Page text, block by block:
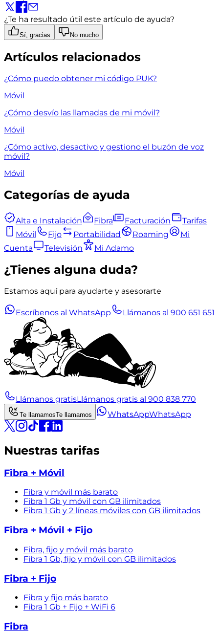
¿Te ha resultado útil este artículo de ayuda?
Sí, gracias No mucho
Artículos relacionados
¿Cómo puedo obtener mi código PUK?
Móvil
¿Cómo desvío las llamadas de mi móvil?
Móvil
¿Cómo activo, desactivo y gestiono el buzón de voz
móvil?
Móvil
Categorías de ayuda
Alta e Instalación Fibra Facturación
Tarifas
Móvil
Fijo Portabilidad Roaming
Mi
Cuenta
Televisión Mi Adamo
¿Tienes alguna duda?
Estamos aquí para ayudarte y asesorarte
Escríbenos al WhatsApp Llámanos al 900 651 651
Llámanos gratisLlámanos gratis al 900 838 770
Te llamamosTe llamamos WhatsAppWhatsApp
Nuestras tarifas
Fibra + Móvil
Fibra y móvil más barato
Fibra 1 Gb y móvil con GB ilimitados
Fibra 1 Gb y 2 líneas móviles con GB ilimitados
Fibra + Móvil + Fijo
Fibra, fijo y móvil más barato
Fibra 1 Gb, fijo y móvil con GB ilimitados
Fibra + Fijo
Fibra y fijo más barato
Fibra 1 Gb + Fijo + WiFi 6
Fibra